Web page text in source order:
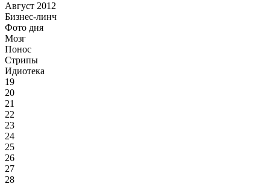
Август 2012
Бизнес-линч
Фото дня
Мозг
Понос
Стрипы
Идиотека
19
20
21
22
23
24
25
26
27
28